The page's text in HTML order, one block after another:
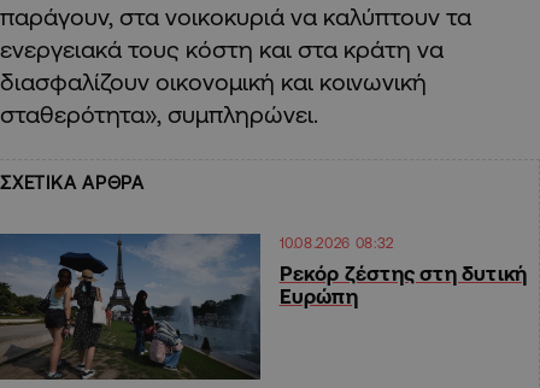
παράγουν, στα νοικοκυριά να καλύπτουν τα
ενεργειακά τους κόστη και στα κράτη να
διασφαλίζουν οικονομική και κοινωνική
σταθερότητα», συμπληρώνει.
ΣΧΕΤΙΚΑ ΑΡΘΡΑ
10.08.2026 08:32
Ρεκόρ ζέστης στη δυτική
Ευρώπη